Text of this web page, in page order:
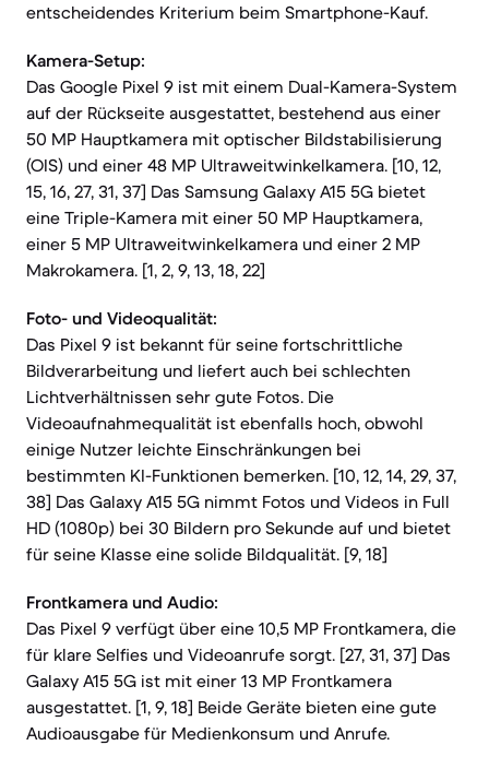
entscheidendes Kriterium beim Smartphone-Kauf.
Kamera-Setup:
Das Google Pixel 9 ist mit einem Dual-Kamera-System
auf der Rückseite ausgestattet, bestehend aus einer
50 MP Hauptkamera mit optischer Bildstabilisierung
(OIS) und einer 48 MP Ultraweitwinkelkamera. [10, 12,
15, 16, 27, 31, 37] Das Samsung Galaxy A15 5G bietet
eine Triple-Kamera mit einer 50 MP Hauptkamera,
einer 5 MP Ultraweitwinkelkamera und einer 2 MP
Makrokamera. [1, 2, 9, 13, 18, 22]
Foto- und Videoqualität:
Das Pixel 9 ist bekannt für seine fortschrittliche
Bildverarbeitung und liefert auch bei schlechten
Lichtverhältnissen sehr gute Fotos. Die
Videoaufnahmequalität ist ebenfalls hoch, obwohl
einige Nutzer leichte Einschränkungen bei
bestimmten KI-Funktionen bemerken. [10, 12, 14, 29, 37,
38] Das Galaxy A15 5G nimmt Fotos und Videos in Full
HD (1080p) bei 30 Bildern pro Sekunde auf und bietet
für seine Klasse eine solide Bildqualität. [9, 18]
Frontkamera und Audio:
Das Pixel 9 verfügt über eine 10,5 MP Frontkamera, die
für klare Selfies und Videoanrufe sorgt. [27, 31, 37] Das
Galaxy A15 5G ist mit einer 13 MP Frontkamera
ausgestattet. [1, 9, 18] Beide Geräte bieten eine gute
Audioausgabe für Medienkonsum und Anrufe.